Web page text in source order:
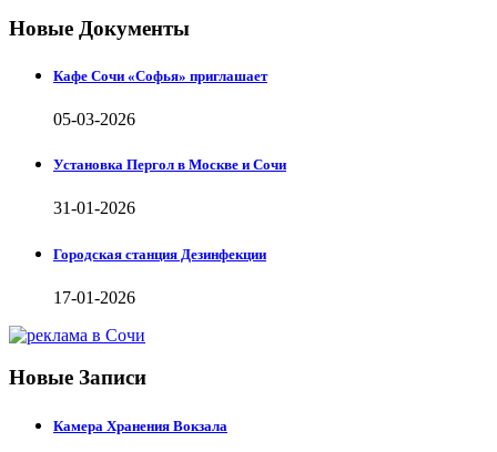
Новые Документы
Кафе Сочи «Софья» приглашает
05-03-2026
Установка Пергол в Москве и Сочи
31-01-2026
Городская станция Дезинфекции
17-01-2026
Новые Записи
Камера Хранения Вокзала